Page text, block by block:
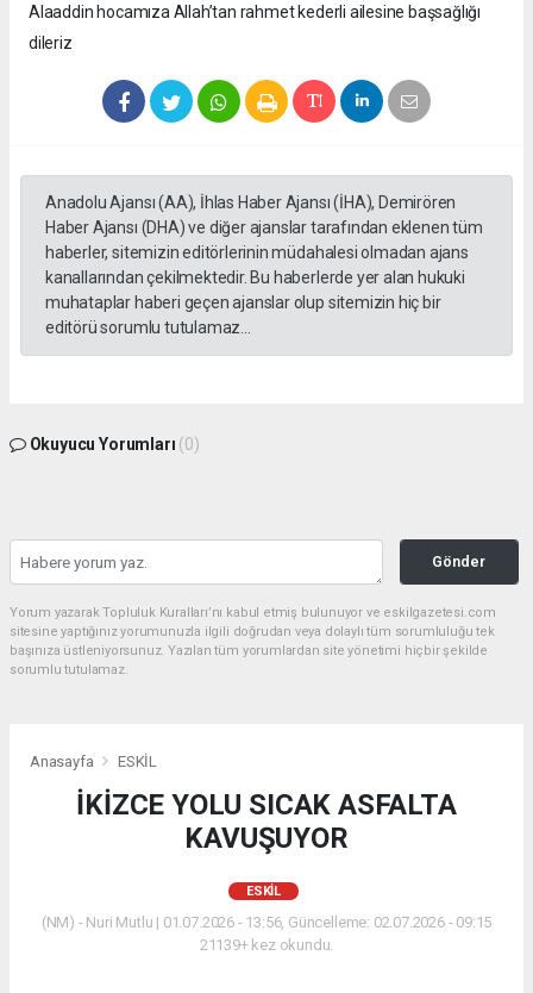
Alaaddin hocamıza Allah’tan rahmet kederli ailesine başsağlığı
dileriz
Anadolu Ajansı (AA), İhlas Haber Ajansı (İHA), Demirören
Haber Ajansı (DHA) ve diğer ajanslar tarafından eklenen tüm
haberler, sitemizin editörlerinin müdahalesi olmadan ajans
kanallarından çekilmektedir. Bu haberlerde yer alan hukuki
muhataplar haberi geçen ajanslar olup sitemizin hiç bir
editörü sorumlu tutulamaz...
Okuyucu Yorumları (0)
Gönder
Yorum yazarak Topluluk Kuralları’nı kabul etmiş bulunuyor ve eskilgazetesi.com
sitesine yaptığınız yorumunuzla ilgili doğrudan veya dolaylı tüm sorumluluğu tek
başınıza üstleniyorsunuz. Yazılan tüm yorumlardan site yönetimi hiçbir şekilde
sorumlu tutulamaz.
Anasayfa ESKİL
İKİZCE YOLU SICAK ASFALTA
KAVUŞUYOR
ESKİL
(NM) - Nuri Mutlu | 01.07.2026 - 13:56, Güncelleme: 02.07.2026 - 09:15
21139+ kez okundu.